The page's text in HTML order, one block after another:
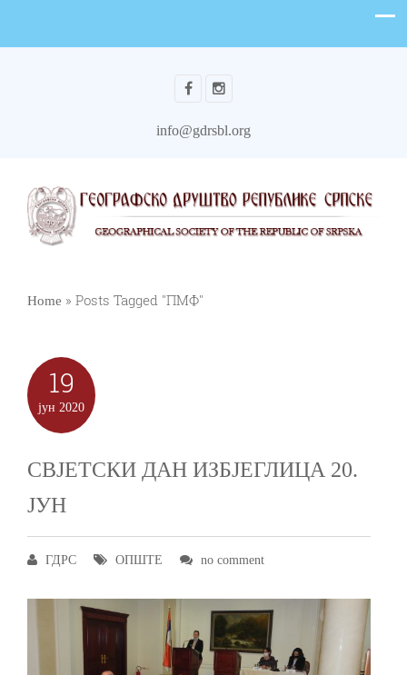
info@gdrsbl.org
Home » Posts Tagged "ПМФ"
19
јун 2020
СВЈЕТСКИ ДАН ИЗБЈЕГЛИЦА 20.
ЈУН
ГДРС ОПШТЕ no comment